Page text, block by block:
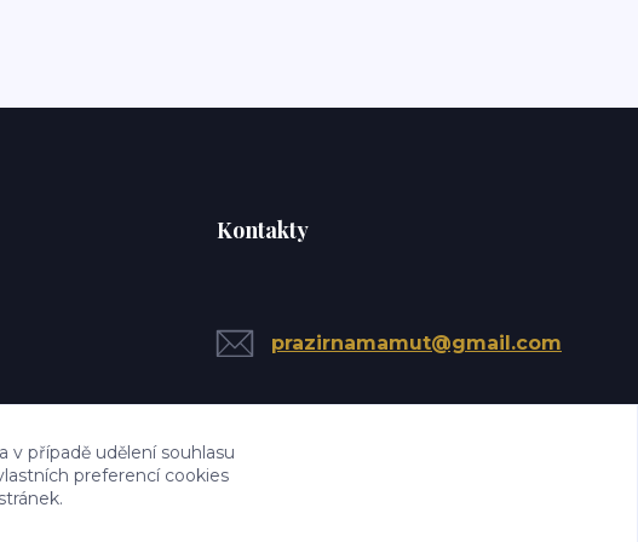
Kontakty
prazirnamamut@gmail.com
v případě udělení souhlasu
preferencí cookies